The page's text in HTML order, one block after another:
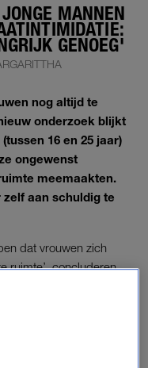
MANNEN
GENOEG'
nog altijd te
onderzoek blijkt
16 en 25 jaar)
ongewenst
meemaakten.
aan schuldig te
dat vrouwen zich
ruimte’, concluderen
dit zijn verschillende